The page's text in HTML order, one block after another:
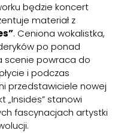
będzie koncert
materiał z
. Ceniona wokalistka,
po ponad
scenie powraca do
i podczas
przedstawiciele nowej
„Insides” stanowi
fascynacjach artystki